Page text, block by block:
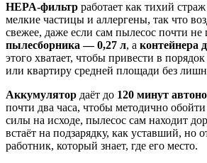
HEPA‑фильтр работает как тихий
мелкие частицы и аллергены, так что
свежее, даже если сам пылесос почти не
пылесборника — 0,27 л, а контейнера
этого хватает, чтобы привести в
или квартиру средней площади без
Аккумулятор даёт до 120 минут
почти два часа, чтобы методично
силы на исходе, пылесос сам находит
встаёт на подзарядку, как уставший, но
работник, который знает, где его место.